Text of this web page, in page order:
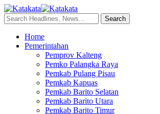
Home
Pemerintahan
Pemprov Kalteng
Pemko Palangka Raya
Pemkab Pulang Pisau
Pemkab Kapuas
Pemkab Barito Selatan
Pemkab Barito Utara
Pemkab Barito Timur